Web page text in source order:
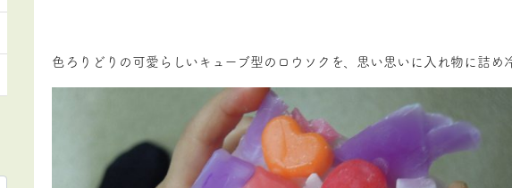
色ろりどりの可愛らしいキューブ型のロウソクを、思い思いに入れ物に詰め